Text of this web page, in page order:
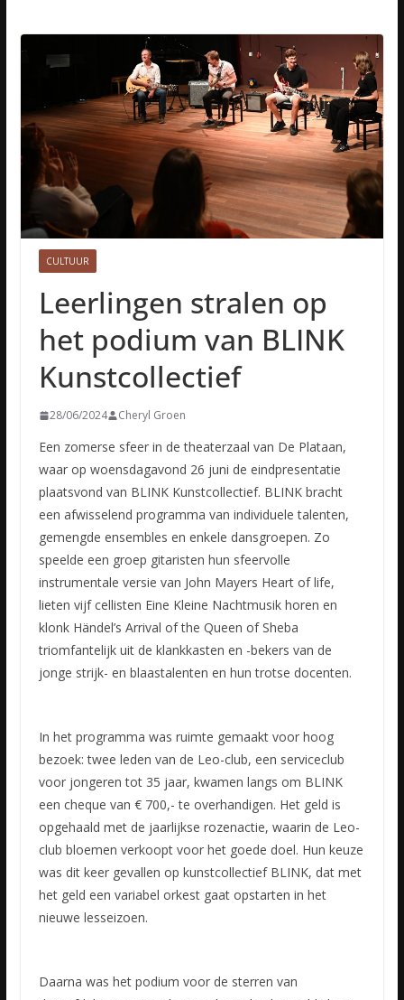
CULTUUR
Leerlingen stralen op
het podium van BLINK
Kunstcollectief
28/06/2024 Cheryl Groen
Een zomerse sfeer in de theaterzaal van De Plataan,
waar op woensdagavond 26 juni de eindpresentatie
plaatsvond van BLINK Kunstcollectief. BLINK bracht
een afwisselend programma van individuele talenten,
gemengde ensembles en enkele dansgroepen. Zo
speelde een groep gitaristen hun sfeervolle
instrumentale versie van John Mayers Heart of life,
lieten vijf cellisten Eine Kleine Nachtmusik horen en
klonk Händel’s Arrival of the Queen of Sheba
triomfantelijk uit de klankkasten en -bekers van de
jonge strijk- en blaastalenten en hun trotse docenten.
In het programma was ruimte gemaakt voor hoog
bezoek: twee leden van de Leo-club, een serviceclub
voor jongeren tot 35 jaar, kwamen langs om BLINK
een cheque van € 700,- te overhandigen. Het geld is
opgehaald met de jaarlijkse rozenactie, waarin de Leo-
club bloemen verkoopt voor het goede doel. Hun keuze
was dit keer gevallen op kunstcollectief BLINK, dat met
het geld een variabel orkest gaat opstarten in het
nieuwe lesseizoen.
Daarna was het podium voor de sterren van